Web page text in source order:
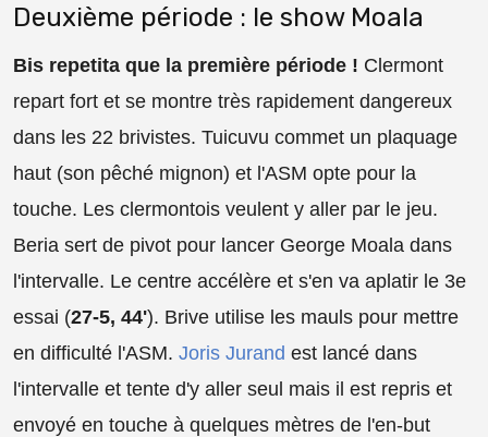
Deuxième période : le show Moala
Bis repetita que la première période ! Clermont
repart fort et se montre très rapidement dangereux
dans les 22 brivistes. Tuicuvu commet un plaquage
haut (son pêché mignon) et l'ASM opte pour la
touche. Les clermontois veulent y aller par le jeu.
Beria sert de pivot pour lancer George Moala dans
l'intervalle. Le centre accélère et s'en va aplatir le 3e
essai (27-5, 44'). Brive utilise les mauls pour mettre
en difficulté l'ASM. Joris Jurand est lancé dans
l'intervalle et tente d'y aller seul mais il est repris et
envoyé en touche à quelques mètres de l'en-but